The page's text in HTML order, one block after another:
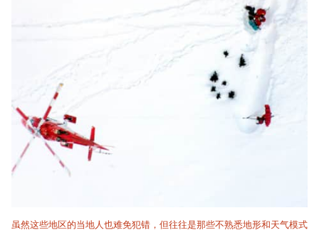
虽然这些地区的当地人也难免犯错，但往往是那些不熟悉地形和天气模式